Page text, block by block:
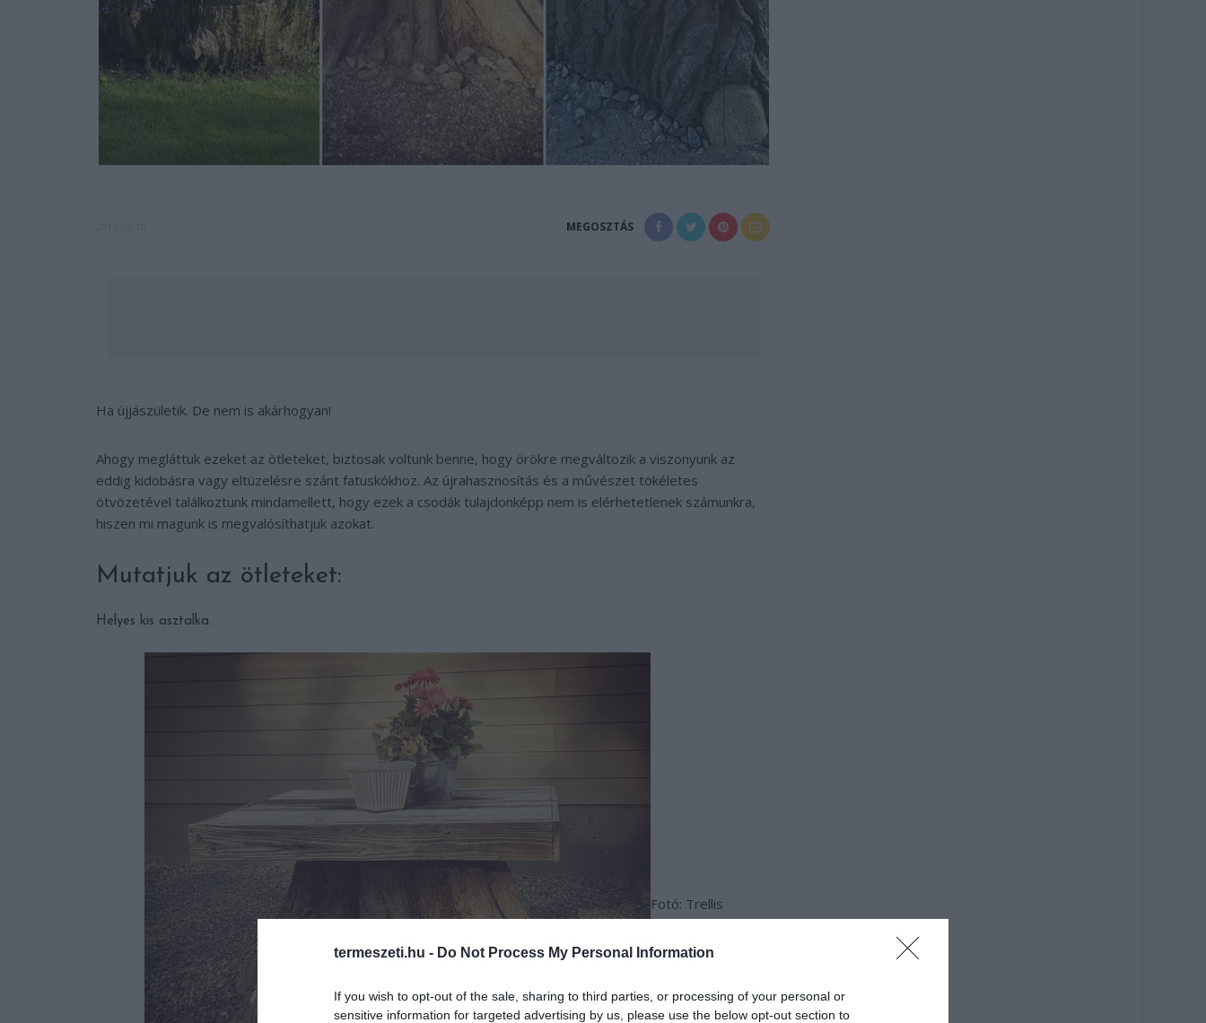
termeszeti.hu - Do Not Process My Personal Information
If you wish to opt-out of the sale, sharing to third parties, or processing of your personal or
sensitive information for targeted advertising by us, please use the below opt-out section to
MEGOSZTÁS
Ha újjászületik. De nem is akárhogyan!
Ahogy megláttuk ezeket az ötleteket, biztosak voltunk benne, hogy örökre megváltozik a viszonyunk az
eddig kidobásra vagy eltüzelésre szánt fatuskókhoz. Az újrahasznosítás és a művészet tökéletes
ötvözetével találkoztunk mindamellett, hogy ezek a csodák tulajdonképp nem is elérhetetlenek számunkra,
hiszen mi magunk is megvalósíthatjuk azokat.
Mutatjuk az ötleteket:
Helyes kis asztalka.
Fotó: Trellis